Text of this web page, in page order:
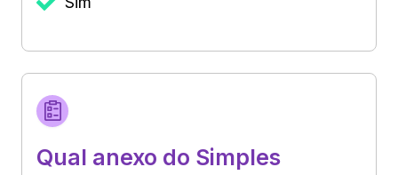
Qual anexo do Simples